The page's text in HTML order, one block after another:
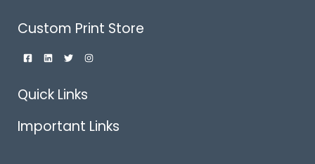
Custom Print Store
Quick Links
Important Links